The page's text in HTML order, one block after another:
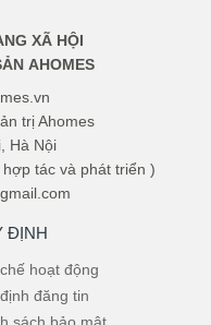
XÃ HỘI
AHOMES
trị Ahomes
Hà Nội
tác và phát triển )
ĐỊNH
hoạt động
đăng tin